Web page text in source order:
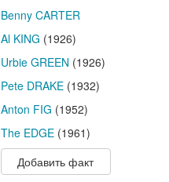
Benny CARTER
Al KING (1926)
Urbie GREEN (1926)
Pete DRAKE(1932)
Anton FIG (1952)
The EDGE(1961)
Добавить факт